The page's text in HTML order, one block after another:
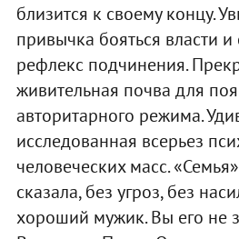
близится к своему концу.
привычка бояться власти
рефлекс подчинения.
живительная почва для
авторитарного режима.
исследованная всерьез
человеческих масс.
сказала, без угроз, без
хороший мужик. Вы его не